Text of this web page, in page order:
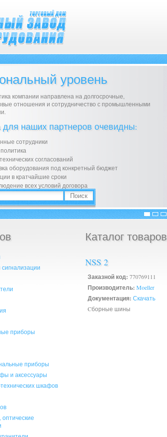
уровень
компании направлена на долгосрочные,
отношения и сотрудничество с промышленными
наших партнеров очевидны:
сотрудники
согласований
оборудования под конкретный бюджет
в кратчайшие сроки
всех условий договора
приборы
приборы
и аксессуары
шкафов
Каталог товаров
NSS 2
Заказной код: 770769111
Производитель: Moeller
Документация: Скачать
Cборные шины